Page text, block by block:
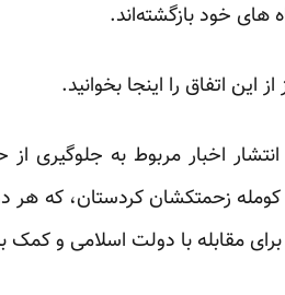
های خود بازگشته‌اند.
این اتفاق را اینجا بخوانید.
اخبار مربوط به جلوگیری
برای مقابله با دولت اسلامی و